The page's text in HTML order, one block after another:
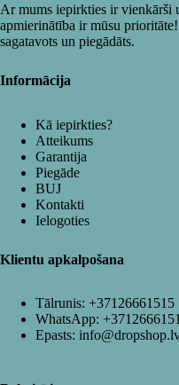
Ar mums iepirkties ir vienkārši
apmierinātība ir mūsu
sagatavots un piegādāts.
Informācija
Kā iepirkties?
Atteikums
Garantija
Piegāde
BUJ
Kontakti
Ielogoties
Klientu apkalpošana
Tālrunis: +37126661515
WhatsApp:
Epasts: